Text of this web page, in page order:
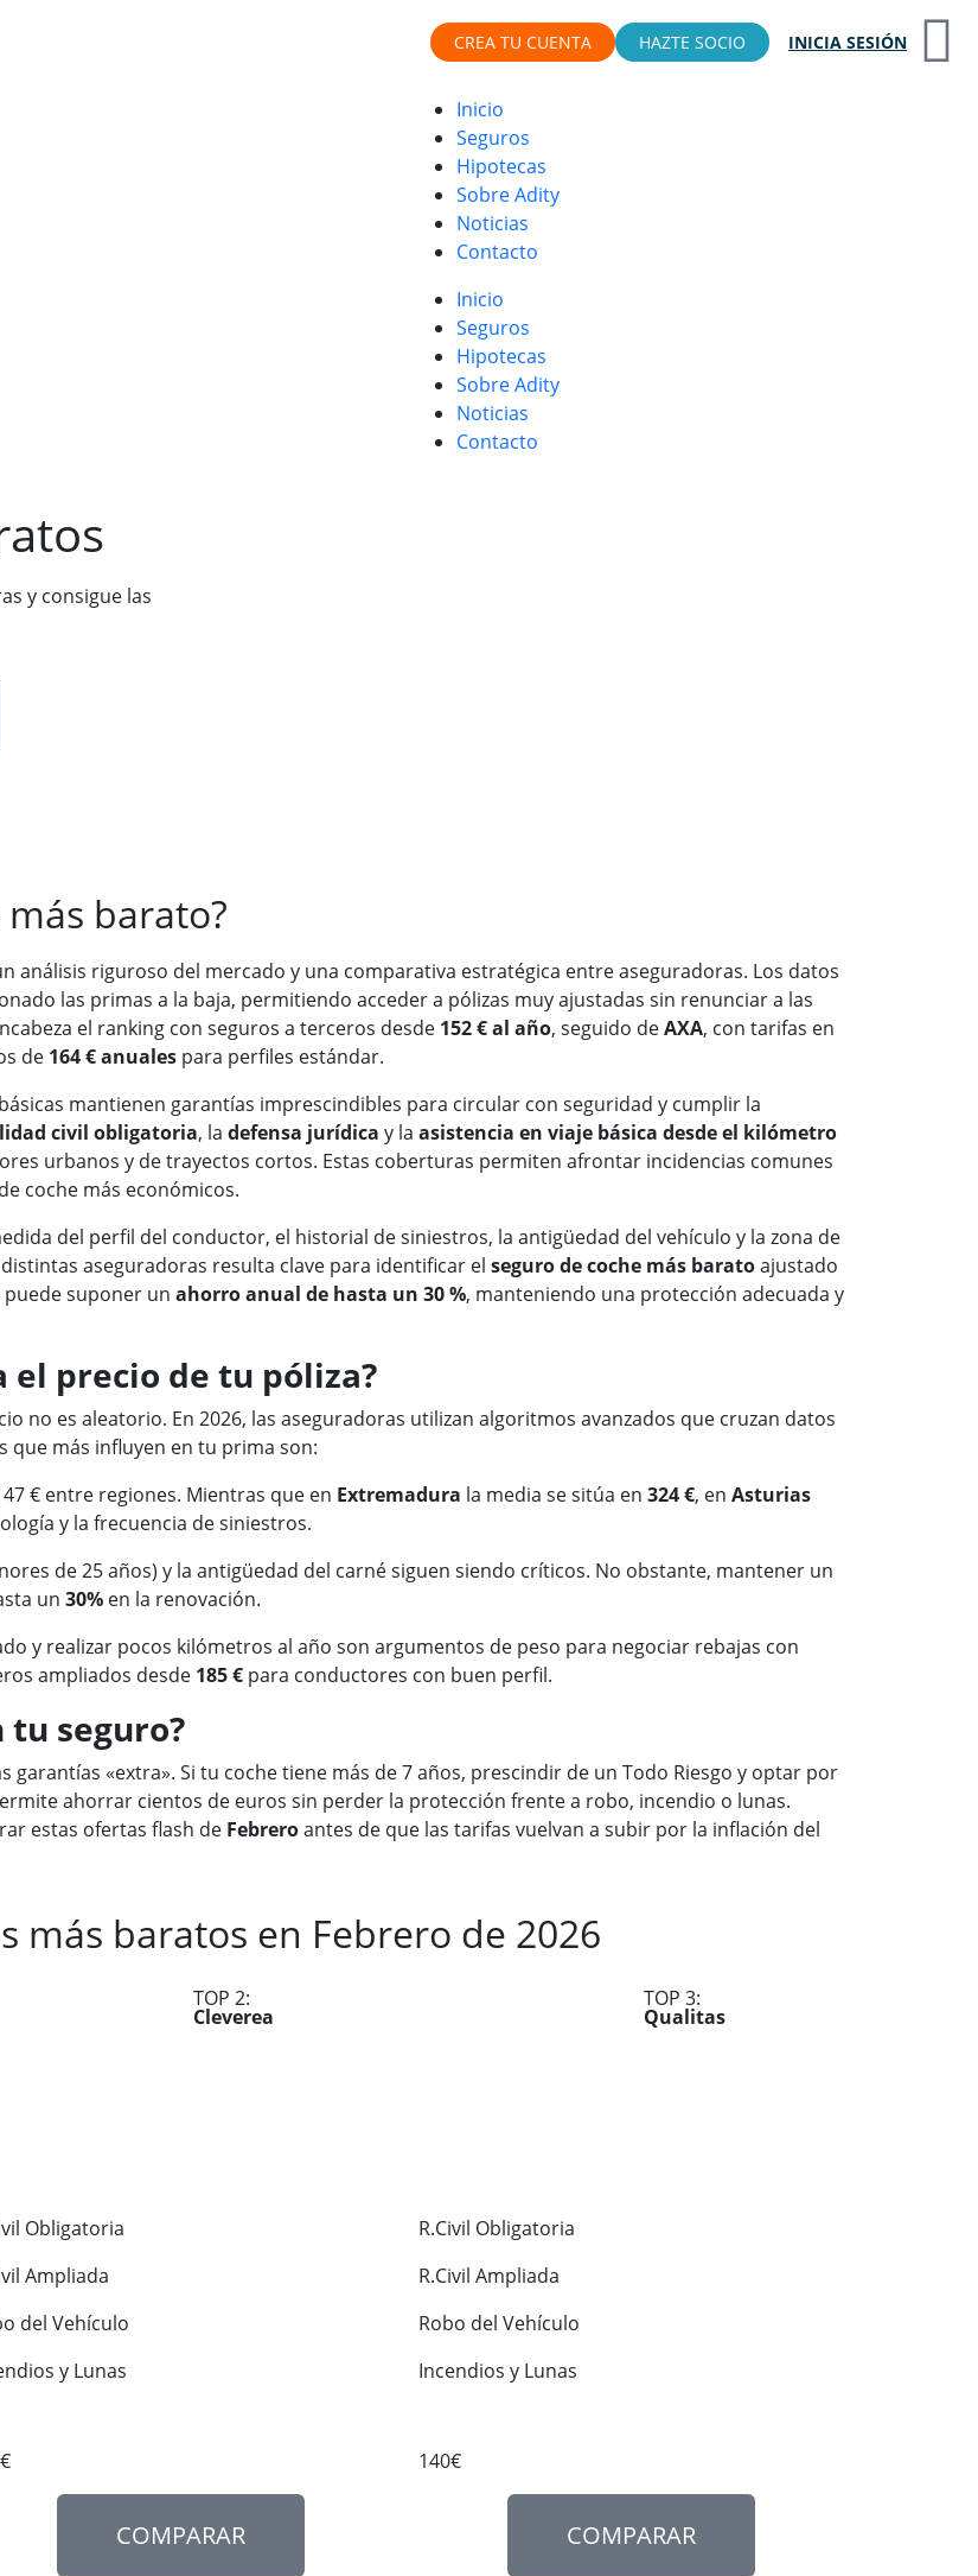
CREA TU CUENTA HAZTE SOCIO INICIA SESIÓN
Inicio
Seguros
Hipotecas
Sobre Adity
Noticias
Contacto
Inicio
Seguros
Hipotecas
Sobre Adity
Noticias
Contacto
y consigue las
barato?
análisis riguroso del mercado y una comparativa estratégica entre aseguradoras. Los datos
las primas a la baja, permitiendo acceder a pólizas muy ajustadas sin renunciar a las
el ranking con seguros a terceros desde 152 € al año, seguido deAXA, con tarifas en
de 164 € anuales para perfiles estándar.
mantienen garantías imprescindibles para circular con seguridad y cumplir la
civil obligatoria, la defensa jurídica y la asistencia en viaje básica desde el kilómetro
urbanos y de trayectos cortos. Estas coberturas permiten afrontar incidencias comunes
coche más económicos.
del perfil del conductor, el historial de siniestros, la antigüedad del vehículo y la zona de
aseguradoras resulta clave para identificar el seguro de coche más baratoajustado
suponer un ahorro anual de hasta un 30 %, manteniendo una protección adecuada y
el precio de tu póliza?
no es aleatorio. En 2026, las aseguradoras utilizan algoritmos avanzados que cruzan datos
que más influyen en tu prima son:
€ entre regiones. Mientras que en Extremadura la media se sitúa en 324 €, en Asturias
y la frecuencia de siniestros.
de 25 años) y la antigüedad del carné siguen siendo críticos. No obstante, mantener un
un 30% en la renovación.
y realizar pocos kilómetros al año son argumentos de peso para negociar rebajas con
ampliados desde 185 € para conductores con buen perfil.
tu seguro?
garantías «extra». Si tu coche tiene más de 7 años, prescindir de un Todo Riesgo y optar por
ahorrar cientos de euros sin perder la protección frente a robo, incendio o lunas.
estas ofertas flash de Febreroantes de que las tarifas vuelvan a subir por la inflación del
más baratos en Febrero de 2026
TOP 2:
Cleverea
Obligatoria
Ampliada
del Vehículo
y Lunas
COMPARAR
TOP 3:
Qualitas
R.Civil Obligatoria
R.Civil Ampliada
Robo del Vehículo
Incendios y Lunas
140€
COMPARAR